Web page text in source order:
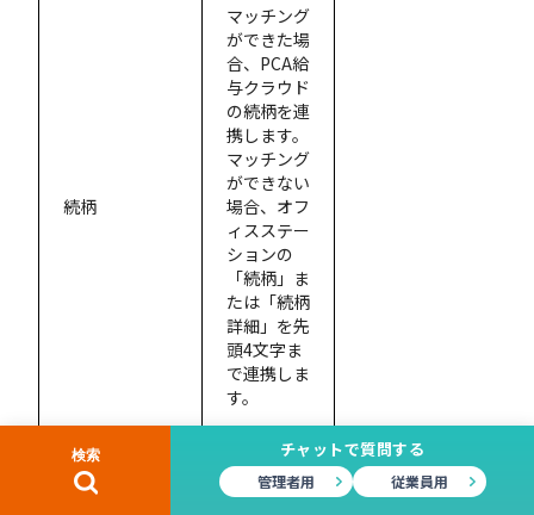
チャットで質問する
管理者用 従業員用
続柄
マッチング
ができた場
合、PCA給
与クラウド
の続柄を連
携します。
マッチング
ができない
場合、オフ
ィスステー
ションの
「続柄」ま
たは「続柄
詳細」を先
頭4文字ま
で連携しま
す。
生年月日